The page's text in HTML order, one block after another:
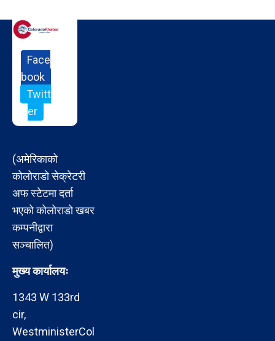
Face
book
Twitt
er
(अमेरिकाको
कोलोराडो सेक्रेटरी
अफ स्टेटमा दर्ता
भएको कोलोराडो खबर
कम्पनीद्वारा
सञ्चालित)
मुख्य कार्यालयः
1343 W 133rd
cir,
WestministerCol